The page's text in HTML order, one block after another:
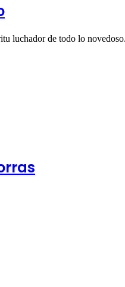
luchador de todo lo